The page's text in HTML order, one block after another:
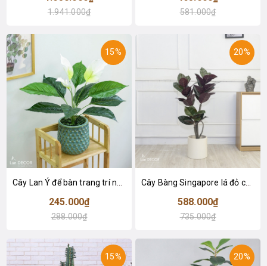
1.941.000₫ 581.000₫
15%
245.000₫
288.000₫
20%
Cây Bàng Singapore lá đỏ cây giả trang trí Lan Decor (110cm) - LC2918-1
588.000₫
735.000₫
15% 20%